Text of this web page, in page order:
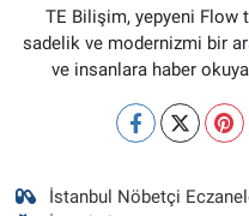
TE Bilişim, yepyeni Flow
sadelik ve modernizmi bir
ve insanlara haber
İstanbul Nöbetçi